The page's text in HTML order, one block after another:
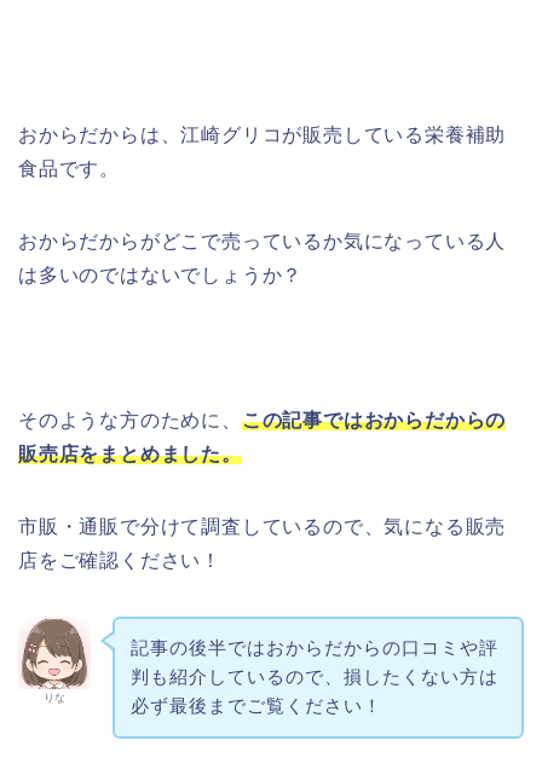
おからだからは、江崎グリコが販売している栄養補助
食品です。
おからだからがどこで売っているか気になっている人
は多いのではないでしょうか？
そのような方のために、 この記事ではおからだからの
販売店をまとめました。
市販・通販で分けて調査しているので、気になる販売
店をご確認ください！
りな
記事の後半ではおからだからの口コミや評
判も紹介しているので、損したくない方は
必ず最後までご覧ください！